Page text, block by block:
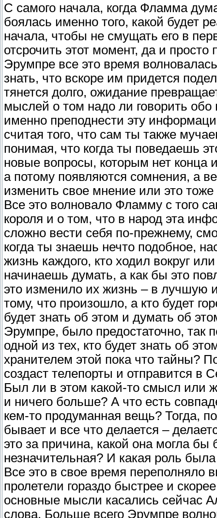
С самого начала, когда Фламма
боялась именно того, какой будет
начала, чтобы не смущать его в
отсрочить этот момент, да и
Эрумпре все это время
знать, что вскоре им придется
тянется долго, ожидание
мыслей о том надо ли говорить
именно преподнести эту
считая того, что сам ты также
понимая, что когда ты поведаешь
новые вопросы, которым нет конца
а потому появляются сомнения, а
изменить свое мнение или это
Все это волновало Фламму с того
короля и о том, что в народ эта
сложно вести себя по-прежнему,
когда ты знаешь нечто подобное,
жизнь каждого, кто ходил вокруг
начинаешь думать, а как бы это
это изменило их жизнь – в лучшую
тому, что произошло, а кто будет
будет знать об этом и думать об
Эрумпре, было предостаточно, так
одной из тех, кто будет знать об
хранителем этой пока что тайны?
создаст телепорты и отправится в
Был ли в этом какой-то смысл или
и ничего больше? А что есть
кем-то продуманная вещь? Тогда,
бывает и все что делается –
это за причина, какой она могла
незначительная? И какая роль
Все это в свое время переполняло
пролетели гораздо быстрее и
основные мысли касались сейчас
слова. Больше всего Эрумпре